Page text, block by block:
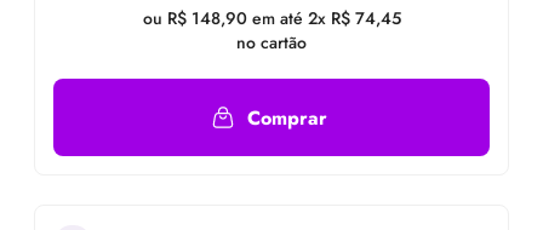
ou R$ 148,90 em até 2x R$ 74,45
no cartão
Comprar